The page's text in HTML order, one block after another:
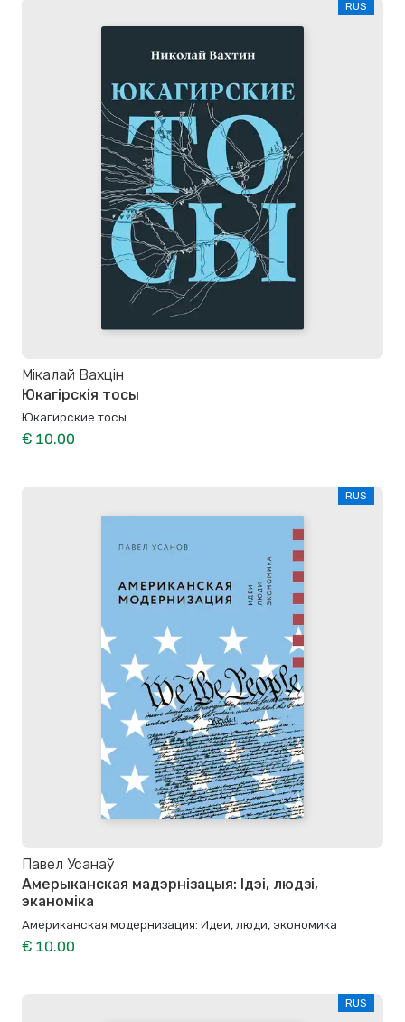
RUS
Мікалай Вахцін
Юкагірскія тосы
Юкагирские тосы
€ 10.00
RUS
Павел Усанаў
Амерыканская мадэрнізацыя: Ідэі, людзі,
эканоміка
Американская модернизация: Идеи, люди, экономика
€ 10.00
RUS